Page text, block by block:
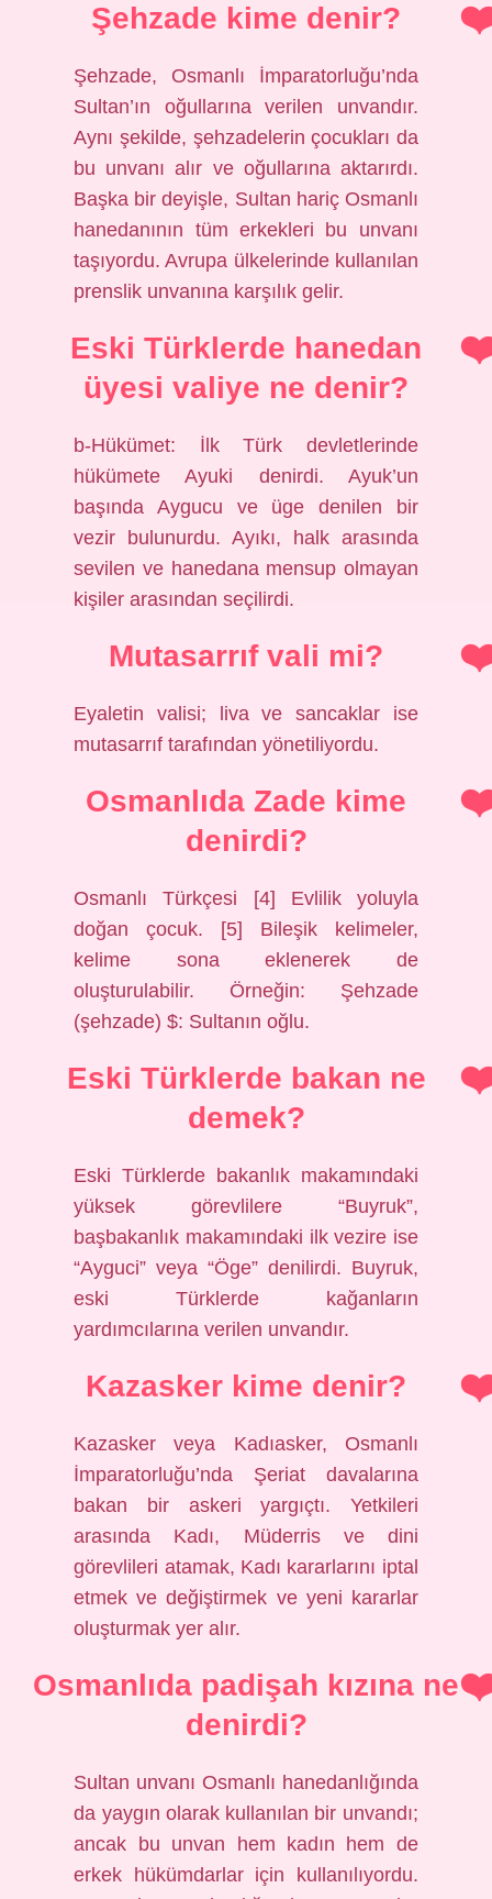
Şehzade kime denir?
Şehzade, Osmanlı İmparatorluğu’nda
Sultan’ın oğullarına verilen unvandır.
Aynı şekilde, şehzadelerin çocukları da
bu unvanı alır ve oğullarına aktarırdı.
Başka bir deyişle, Sultan hariç Osmanlı
hanedanının tüm erkekleri bu unvanı
taşıyordu. Avrupa ülkelerinde kullanılan
prenslik unvanına karşılık gelir.
Eski Türklerde hanedan
üyesi valiye ne denir?
b-Hükümet: İlk Türk devletlerinde
hükümete Ayuki denirdi. Ayuk’un
başında Aygucu ve üge denilen bir
vezir bulunurdu. Ayıkı, halk arasında
sevilen ve hanedana mensup olmayan
kişiler arasından seçilirdi.
Mutasarrıf vali mi?
Eyaletin valisi; liva ve sancaklar ise
mutasarrıf tarafından yönetiliyordu.
Osmanlıda Zade kime
denirdi?
Osmanlı Türkçesi [4] Evlilik yoluyla
doğan çocuk. [5] Bileşik kelimeler,
kelime sona eklenerek de
oluşturulabilir. Örneğin: Şehzade
(şehzade) $: Sultanın oğlu.
Eski Türklerde bakan ne
demek?
Eski Türklerde bakanlık makamındaki
yüksek görevlilere “Buyruk”,
başbakanlık makamındaki ilk vezire ise
“Ayguci” veya “Öge” denilirdi. Buyruk,
eski Türklerde kağanların
yardımcılarına verilen unvandır.
Kazasker kime denir?
Kazasker veya Kadıasker, Osmanlı
İmparatorluğu’nda Şeriat davalarına
bakan bir askeri yargıçtı. Yetkileri
arasında Kadı, Müderris ve dini
görevlileri atamak, Kadı kararlarını iptal
etmek ve değiştirmek ve yeni kararlar
oluşturmak yer alır.
Osmanlıda padişah kızına ne
denirdi?
Sultan unvanı Osmanlı hanedanlığında
da yaygın olarak kullanılan bir unvandı;
ancak bu unvan hem kadın hem de
erkek hükümdarlar için kullanılıyordu.